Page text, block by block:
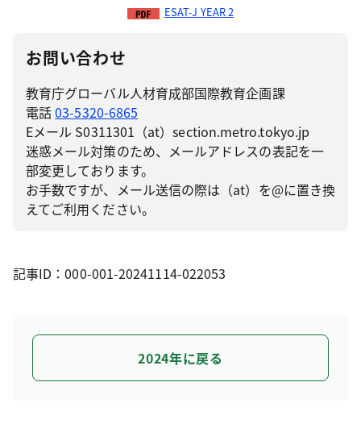
ESAT-J YEAR 2
お問い合わせ
教育庁グローバル人材育成部国際教育企画課
電話03-5320-6865
Eメール S0311301（at）section.metro.tokyo.jp
迷惑メール対策のため、メールアドレスの表記を一
部変更しております。
お手数ですが、メール送信の際は（at）を@に置き換
えてご利用ください。
記事ID：000-001-20241114-022053
2024年に戻る